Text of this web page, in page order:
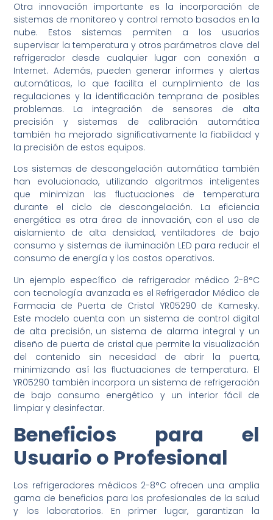
Otra innovación importante es la incorporación de
sistemas de monitoreo y control remoto basados en la
nube. Estos sistemas permiten a los usuarios
supervisar la temperatura y otros parámetros clave del
refrigerador desde cualquier lugar con conexión a
Internet. Además, pueden generar informes y alertas
automáticas, lo que facilita el cumplimiento de las
regulaciones y la identificación temprana de posibles
problemas. La integración de sensores de alta
precisión y sistemas de calibración automática
también ha mejorado significativamente la fiabilidad y
la precisión de estos equipos.
Los sistemas de descongelación automática también
han evolucionado, utilizando algoritmos inteligentes
que minimizan las fluctuaciones de temperatura
durante el ciclo de descongelación. La eficiencia
energética es otra área de innovación, con el uso de
aislamiento de alta densidad, ventiladores de bajo
consumo y sistemas de iluminación LED para reducir el
consumo de energía y los costos operativos.
Un ejemplo específico de refrigerador médico 2-8°C
con tecnología avanzada es el Refrigerador Médico de
Farmacia de Puerta de Cristal YR05290 de Kamesky.
Este modelo cuenta con un sistema de control digital
de alta precisión, un sistema de alarma integral y un
diseño de puerta de cristal que permite la visualización
del contenido sin necesidad de abrir la puerta,
minimizando así las fluctuaciones de temperatura. El
YR05290 también incorpora un sistema de refrigeración
de bajo consumo energético y un interior fácil de
limpiar y desinfectar.
Beneficios para el
Usuario o Profesional
Los refrigeradores médicos 2-8°C ofrecen una amplia
gama de beneficios para los profesionales de la salud
y los laboratorios. En primer lugar, garantizan la